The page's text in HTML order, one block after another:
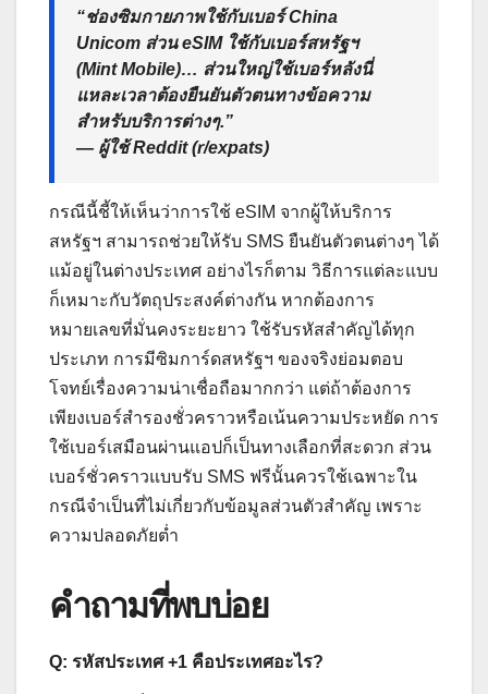
“ช่องซิมกายภาพใช้กับเบอร์ China
Unicom ส่วน eSIM ใช้กับเบอร์สหรัฐฯ
(Mint Mobile)… ส่วนใหญ่ใช้เบอร์หลังนี่
แหละเวลาต้องยืนยันตัวตนทางข้อความ
สำหรับบริการต่างๆ.”
— ผู้ใช้ Reddit (r/expats)
กรณีนี้ชี้ให้เห็นว่าการใช้ eSIM จากผู้ให้บริการ
สหรัฐฯ สามารถช่วยให้รับ SMS ยืนยันตัวตนต่างๆ ได้
แม้อยู่ในต่างประเทศ อย่างไรก็ตาม วิธีการแต่ละแบบ
ก็เหมาะกับวัตถุประสงค์ต่างกัน หากต้องการ
หมายเลขที่มั่นคงระยะยาว ใช้รับรหัสสำคัญได้ทุก
ประเภท การมีซิมการ์ดสหรัฐฯ ของจริงย่อมตอบ
โจทย์เรื่องความน่าเชื่อถือมากกว่า แต่ถ้าต้องการ
เพียงเบอร์สำรองชั่วคราวหรือเน้นความประหยัด การ
ใช้เบอร์เสมือนผ่านแอปก็เป็นทางเลือกที่สะดวก ส่วน
เบอร์ชั่วคราวแบบรับ SMS ฟรีนั้นควรใช้เฉพาะใน
กรณีจำเป็นที่ไม่เกี่ยวกับข้อมูลส่วนตัวสำคัญ เพราะ
ความปลอดภัยต่ำ
คำถามที่พบบ่อย
Q: รหัสประเทศ +1 คือประเทศอะไร?